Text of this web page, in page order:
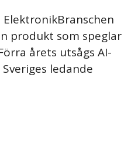
produkt som speglar
årets utsågs AI-
ledande